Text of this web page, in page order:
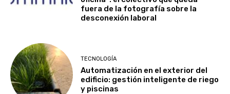
fuera de la fotografía sobre la
desconexión laboral
TECNOLOGÍA
Automatización en el exterior del
edificio: gestión inteligente de riego
y piscinas